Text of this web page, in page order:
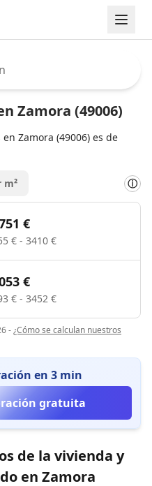
Zamora (49006)
Zamora (49006) es de
ⓘ
€
€ - 3410 €
€
€ - 3452 €
-¿Cómo se calculan nuestros
en 3 min
gratuita
de la vivienda y
en Zamora